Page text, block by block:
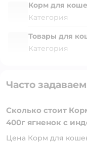
Корм для
Категория
Товары для
Категория
Часто
Сколько стоит
400г ягненок с
Цена Корм для